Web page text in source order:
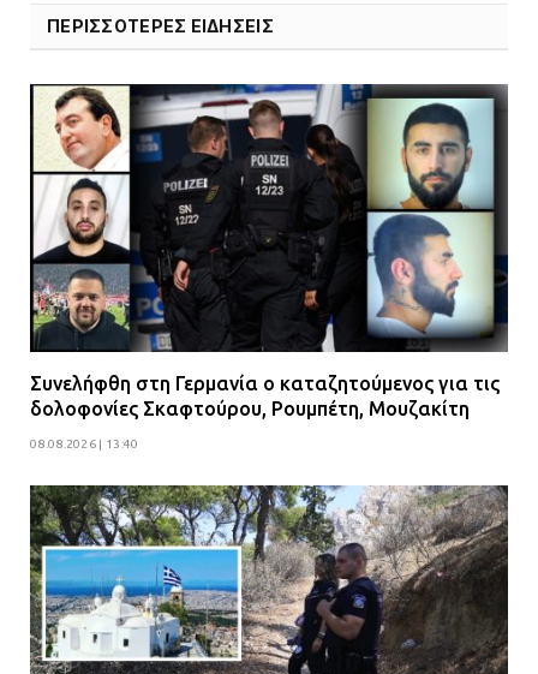
ΠΕΡΙΣΣΟΤΕΡΕΣ ΕΙΔΗΣΕΙΣ
Συνελήφθη στη Γερμανία ο καταζητούμενος για τις
δολοφονίες Σκαφτούρου, Ρουμπέτη, Μουζακίτη
08.08.2026 | 13:40